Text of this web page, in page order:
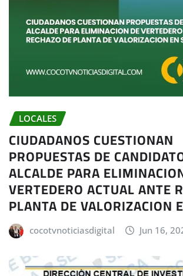
LOCALES
CIUDADANOS CUESTIONAN
PROPUESTAS DE
ALCALDE PARA
VERTEDERO ACTUAL ANTE
PLANTA DE VALORIZACION
cocotvnoticiasdigital Jun 16,